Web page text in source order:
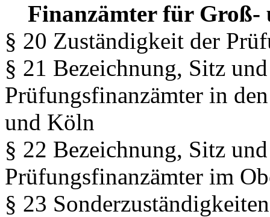
Finanzämter für Groß-
§ 20 Zuständigkeit der
§ 21 Bezeichnung, Sitz
Prüfungsfinanzämter in
und Köln
§ 22 Bezeichnung, Sitz
Prüfungsfinanzämter im
§ 23 Sonderzuständigkeiten